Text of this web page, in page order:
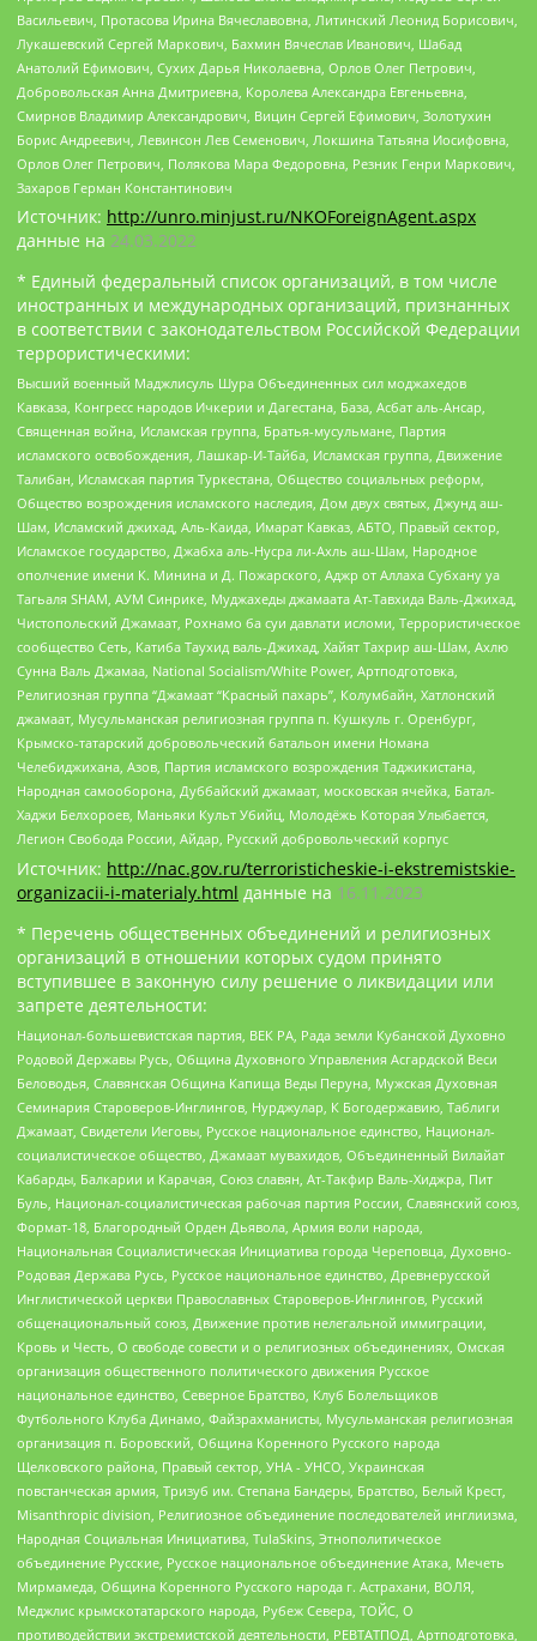
Васильевич, Протасова Ирина Вячеславовна, Литинский Леонид Борисович,
Лукашевский Сергей Маркович, Бахмин Вячеслав Иванович, Шабад
Анатолий Ефимович, Сухих Дарья Николаевна, Орлов Олег Петрович,
Добровольская Анна Дмитриевна, Королева Александра Евгеньевна,
Смирнов Владимир Александрович, Вицин Сергей Ефимович, Золотухин
Борис Андреевич, Левинсон Лев Семенович, Локшина Татьяна Иосифовна,
Орлов Олег Петрович, Полякова Мара Федоровна, Резник Генри Маркович,
Захаров Герман Константинович
Источник: http://unro.minjust.ru/NKOForeignAgent.aspx
данные на 24.03.2022
* Единый федеральный список организаций, в том числе
иностранных и международных организаций, признанных
в соответствии с законодательством Российской Федерации
террористическими:
Высший военный Маджлисуль Шура Объединенных сил моджахедов
Кавказа, Конгресс народов Ичкерии и Дагестана, База, Асбат аль-Ансар,
Священная война, Исламская группа, Братья-мусульмане, Партия
исламского освобождения, Лашкар-И-Тайба, Исламская группа, Движение
Талибан, Исламская партия Туркестана, Общество социальных реформ,
Общество возрождения исламского наследия, Дом двух святых, Джунд аш-
Шам, Исламский джихад, Аль-Каида, Имарат Кавказ, АБТО, Правый сектор,
Исламское государство, Джабха аль-Нусра ли-Ахль аш-Шам, Народное
ополчение имени К. Минина и Д. Пожарского, Аджр от Аллаха Субхану уа
Тагьаля SHAM, АУМ Синрике, Муджахеды джамаата Ат-Тавхида Валь-Джихад,
Чистопольский Джамаат, Рохнамо ба суи давлати исломи, Террористическое
сообщество Сеть, Катиба Таухид валь-Джихад, Хайят Тахрир аш-Шам, Ахлю
Сунна Валь Джамаа, National Socialism/White Power, Артподготовка,
Религиозная группа “Джамаат “Красный пахарь”, Колумбайн, Хатлонский
джамаат, Мусульманская религиозная группа п. Кушкуль г. Оренбург,
Крымско-татарский добровольческий батальон имени Номана
Челебиджихана, Азов, Партия исламского возрождения Таджикистана,
Народная самооборона, Дуббайский джамаат, московская ячейка, Батал-
Хаджи Белхороев, Маньяки Культ Убийц, Молодёжь Которая Улыбается,
Легион Свобода России, Айдар, Русский добровольческий корпус
Источник: http://nac.gov.ru/terroristicheskie-i-ekstremistskie-
organizacii-i-materialy.html данные на 16.11.2023
* Перечень общественных объединений и религиозных
организаций в отношении которых судом принято
вступившее в законную силу решение о ликвидации или
запрете деятельности:
Национал-большевистская партия, ВЕК РА, Рада земли Кубанской Духовно
Родовой Державы Русь, Община Духовного Управления Асгардской Веси
Беловодья, Славянская Община Капища Веды Перуна, Мужская Духовная
Семинария Староверов-Инглингов, Нурджулар, К Богодержавию, Таблиги
Джамаат, Свидетели Иеговы, Русское национальное единство, Национал-
социалистическое общество, Джамаат мувахидов, Объединенный Вилайат
Кабарды, Балкарии и Карачая, Союз славян, Ат-Такфир Валь-Хиджра, Пит
Буль, Национал-социалистическая рабочая партия России, Славянский союз,
Формат-18, Благородный Орден Дьявола, Армия воли народа,
Национальная Социалистическая Инициатива города Череповца, Духовно-
Родовая Держава Русь, Русское национальное единство, Древнерусской
Инглистической церкви Православных Староверов-Инглингов, Русский
общенациональный союз, Движение против нелегальной иммиграции,
Кровь и Честь, О свободе совести и о религиозных объединениях, Омская
организация общественного политического движения Русское
национальное единство, Северное Братство, Клуб Болельщиков
Футбольного Клуба Динамо, Файзрахманисты, Мусульманская религиозная
организация п. Боровский, Община Коренного Русского народа
Щелковского района, Правый сектор, УНА - УНСО, Украинская
повстанческая армия, Тризуб им. Степана Бандеры, Братство, Белый Крест,
Misanthropic division, Религиозное объединение последователей инглиизма,
Народная Социальная Инициатива, TulaSkins, Этнополитическое
объединение Русские, Русское национальное объединение Атака, Мечеть
Мирмамеда, Община Коренного Русского народа г. Астрахани, ВОЛЯ,
Меджлис крымскотатарского народа, Рубеж Севера, ТОЙС, О
противодействии экстремистской деятельности, РЕВТАТПОД, Артподготовка,